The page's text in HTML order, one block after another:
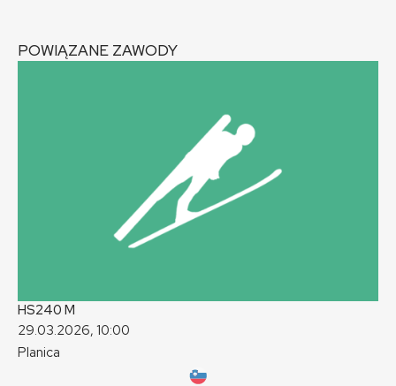
POWIĄZANE ZAWODY
HS240 M
29.03.2026, 10:00
Planica